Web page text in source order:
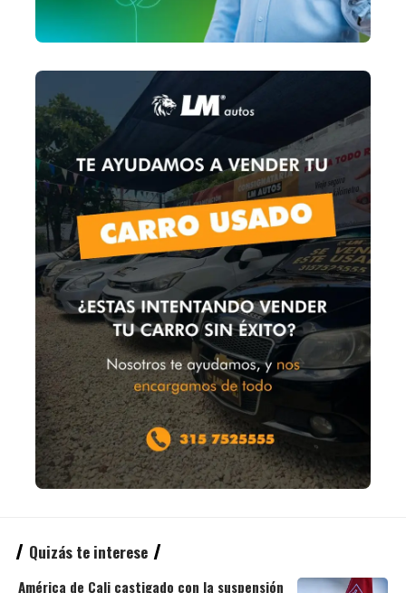
Quizás te interese
América de Cali castigado con la suspensión